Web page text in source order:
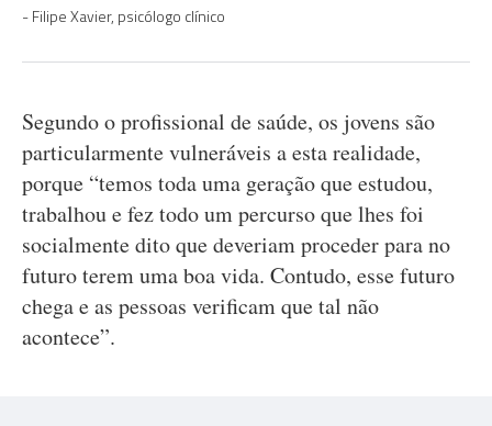
Filipe Xavier, psicólogo clínico
Segundo o profissional de saúde, os jovens são
particularmente vulneráveis a esta realidade,
porque “temos toda uma geração que estudou,
trabalhou e fez todo um percurso que lhes foi
socialmente dito que deveriam proceder para no
futuro terem uma boa vida. Contudo, esse futuro
chega e as pessoas verificam que tal não
acontece”.